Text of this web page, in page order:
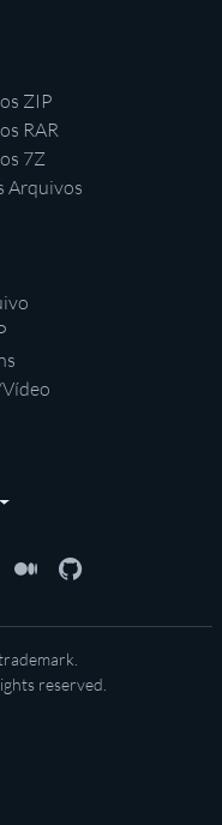
ZIP
RAR
7Z
Arquivos
reserved.